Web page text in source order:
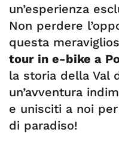
un’esperienza
Non perdere
questa
tour in e-bike a
la storia della Val
un’avventura
e unisciti a noi
di paradiso!